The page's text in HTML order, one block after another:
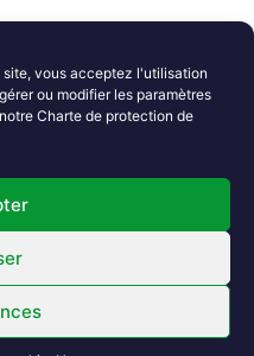
vous acceptez l'utilisation
ou modifier les paramètres
Charte de protection de
Performed By